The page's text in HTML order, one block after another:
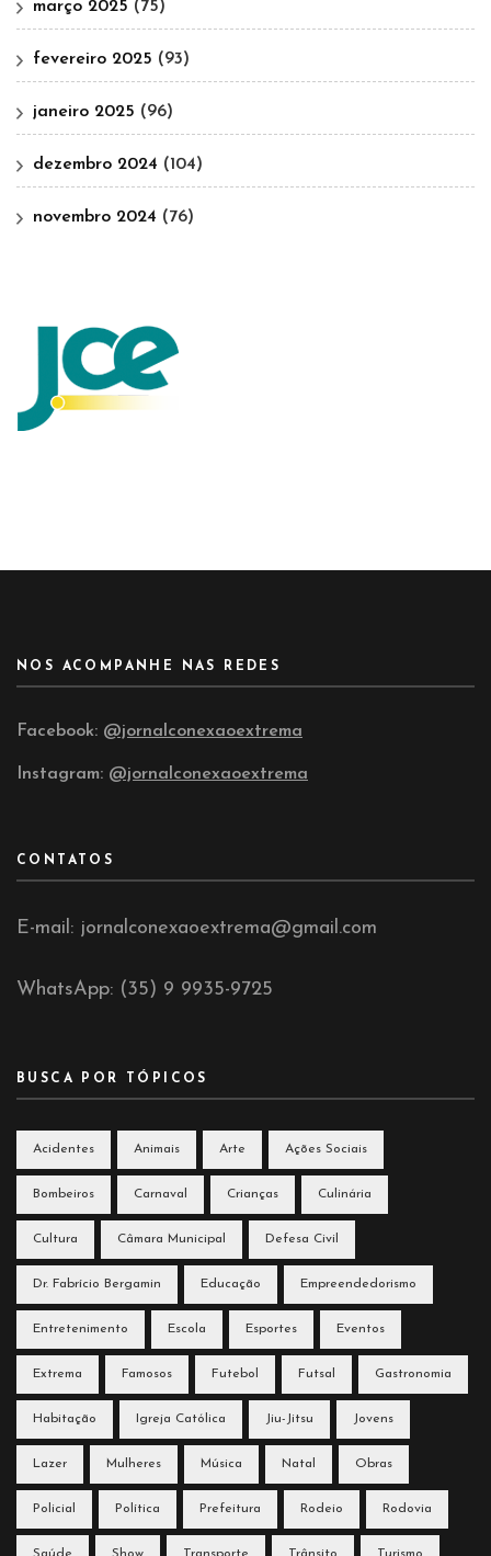
março 2025 (75)
fevereiro 2025 (93)
janeiro 2025 (96)
dezembro 2024 (104)
novembro 2024 (76)
NOS ACOMPANHE NAS REDES
Facebook: @jornalconexaoextrema
Instagram: @jornalconexaoextrema
CONTATOS
E-mail: jornalconexaoextrema@gmail.com
WhatsApp: (35) 9 9935-9725
BUSCA POR TÓPICOS
Acidentes Animais Arte Ações Sociais
Bombeiros Carnaval Crianças Culinária
Cultura Câmara Municipal Defesa Civil
Dr. Fabrício Bergamin Educação Empreendedorismo
Entretenimento Escola Esportes Eventos
Extrema Famosos Futebol Futsal Gastronomia
Habitação Igreja Católica Jiu-Jitsu Jovens
Lazer Mulheres Música Natal Obras
Policial Política Prefeitura Rodeio Rodovia